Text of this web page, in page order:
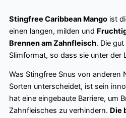
Stingfree Caribbean Mango ist
einen langen, milden und
Brennen am Zahnfleisch. Die
Slimformat, so dass sie unter der
Was Stingfree Snus von anderen
Sorten unterscheidet, ist sein
hat eine eingebaute Barriere, um
Zahnfleisches zu verhindern. Die